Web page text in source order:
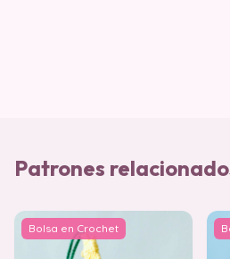
Patrones
Bolsa en Crochet